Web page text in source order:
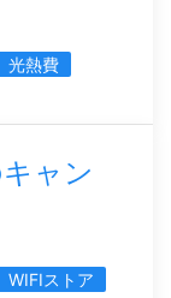
光熱費
ャン
WIFIストア